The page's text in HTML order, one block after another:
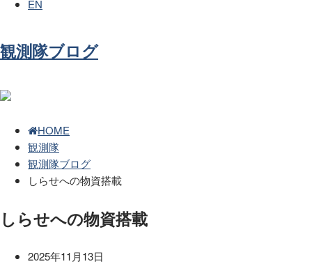
EN
観測隊ブログ
HOME
観測隊
観測隊ブログ
しらせへの物資搭載
しらせへの物資搭載
2025年11月13日